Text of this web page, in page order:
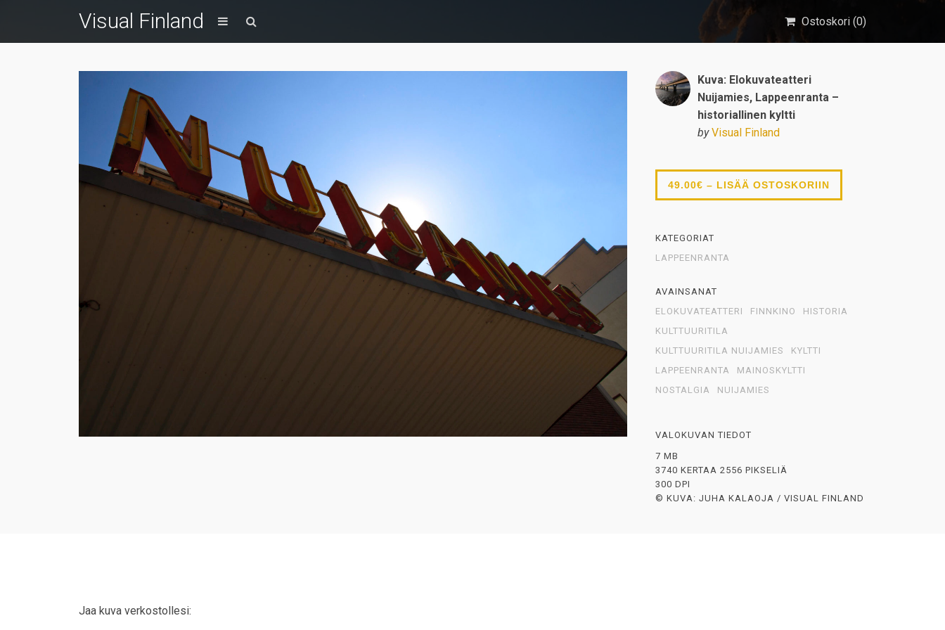
Visual Finland Ostoskori (0)
Kuva: Elokuvateatteri
Nuijamies, Lappeenranta –
historiallinen kyltti
by Visual Finland
49.00€ – LISÄÄ OSTOSKORIIN
KATEGORIAT
LAPPEENRANTA
AVAINSANAT
ELOKUVATEATTERI
FINNKINO
HISTORIA
KULTTUURITILA
KULTTUURITILA NUIJAMIES
KYLTTI
LAPPEENRANTA
MAINOSKYLTTI
NOSTALGIA
NUIJAMIES
VALOKUVAN TIEDOT
7 MB
3740 KERTAA 2556 PIKSELIÄ
300 DPI
© KUVA: JUHA KALAOJA / VISUAL FINLAND
Jaa kuva verkostollesi: